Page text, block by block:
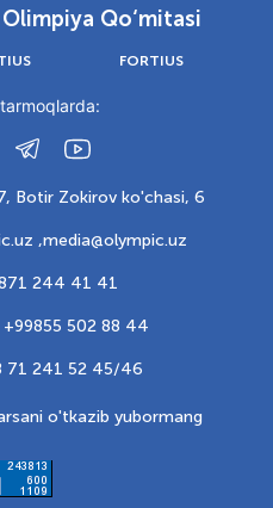
Qo‘mitasi
FORTIUS
Botir Zokirov ko'chasi, 6
,media@olympic.uz
244 41 41
502 88 44
71 241 52 45/46
o'tkazib yubormang